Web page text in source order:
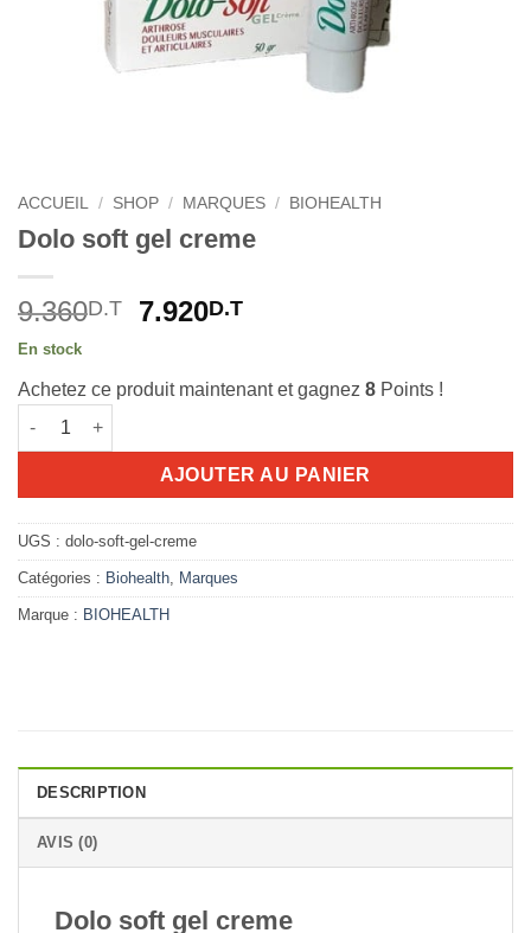
ACCUEIL / SHOP / MARQUES / BIOHEALTH
Dolo soft gel creme
9.360D.T
Le
était :
7.920D.TLe
est :
En stock
Achetez ce produit maintenant et gagnez 8 Points !
quantité de Dolo soft gel creme
AJOUTER AU PANIER
UGS : dolo-soft-gel-creme
Catégories : Biohealth Marques
Marque : BIOHEALTH
DESCRIPTION
AVIS (0)
Dolo soft gel creme